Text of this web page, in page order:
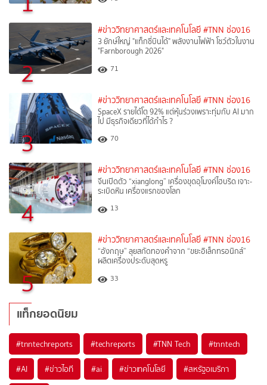
2
#ข่าววิทยาศาสตร์และเทคโนโลยี #TNN ช่อง16
3 ยักษ์ใหญ่ "แท็กซี่บินได้" พลังงานไฟฟ้า โชว์ตัวในงาน
"Farnborough 2026"
71
3
#ข่าววิทยาศาสตร์และเทคโนโลยี #TNN ช่อง16
SpaceX รายได้โต 92% แต่หุ้นร่วงเพราะทุ่มกับ AI มาก
ไป มีธุรกิจเดียวที่ได้กำไร ?
70
4
#ข่าววิทยาศาสตร์และเทคโนโลยี #TNN ช่อง16
จีนเปิดตัว “xianglong” เครื่องขุดอุโมงค์ไฮบริด เจาะ-
ระเบิดหิน เครื่องแรกของโลก
13
5
#ข่าววิทยาศาสตร์และเทคโนโลยี #TNN ช่อง16
“อังกฤษ” ลุยสกัดทองคำจาก “ขยะอิเล็กทรอนิกส์”
ผลิตเครื่องประดับสุดหรู
33
แท็กยอดนิยม
#tnntechreports #techreports #TNN Tech #tnntech
#AI #ข่าวไอที #ai #ข่าวเทคโนโลยี #สหรัฐอเมริกา